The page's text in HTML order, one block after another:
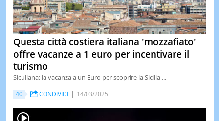
Questa città costiera italiana 'mozzafiato'
offre vacanze a 1 euro per incentivare il
turismo
Siculiana: la vacanza a un Euro per scoprire la Sicilia ...
40 CONDIVIDI 14/03/2025